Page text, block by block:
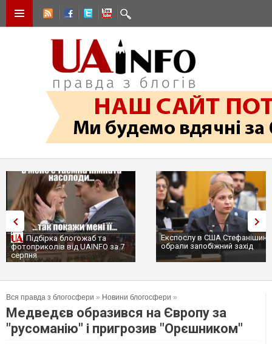
Підбірка блогожаб та
фотоприколів від UAINFO за 7
серпня
Експослу в США
обрали запобіжний захід
Вся правда з блогосфери » Новини блогосфери »
Медведєв образився на Європу за
"русоманію" і пригрозив "Орєшником"